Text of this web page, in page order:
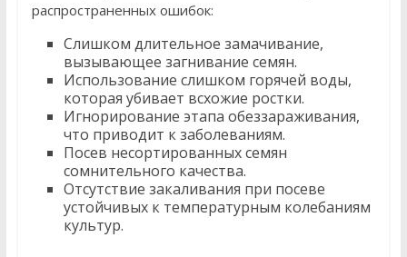
распространенных ошибок:
Слишком длительное замачивание,
вызывающее загнивание семян.
Использование слишком горячей воды,
которая убивает всхожие ростки.
Игнорирование этапа обеззараживания,
что приводит к заболеваниям.
Посев несортированных семян
сомнительного качества.
Отсутствие закаливания при посеве
устойчивых к температурным колебаниям
культур.